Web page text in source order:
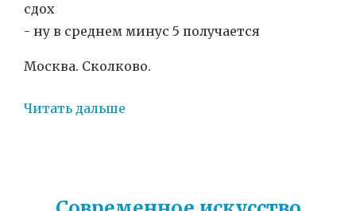
сдох
- ну в среднем минус 5 получается
Москва. Сколково.
Читать дальше